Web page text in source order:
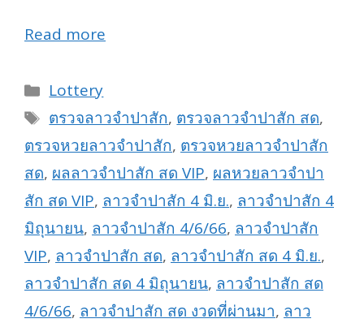
Read more
Categories
Lottery
Tags
ตรวจลาวจำปาสัก, ตรวจลาวจำปาสัก สด,
ตรวจหวยลาวจำปาสัก, ตรวจหวยลาวจำปาสัก
สด, ผลลาวจำปาสัก สด VIP, ผลหวยลาวจำปา
สัก สด VIP, ลาวจำปาสัก 4 มิ.ย., ลาวจำปาสัก 4
มิถุนายน, ลาวจำปาสัก 4/6/66, ลาวจำปาสัก
VIP, ลาวจำปาสัก สด, ลาวจำปาสัก สด 4 มิ.ย.,
ลาวจำปาสัก สด 4 มิถุนายน, ลาวจำปาสัก สด
4/6/66, ลาวจำปาสัก สด งวดที่ผ่านมา, ลาว